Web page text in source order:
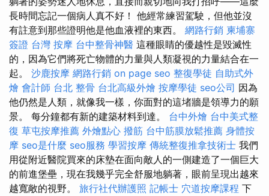
長時間忘記一個病人真不好！ 他經常練習駕駛，但他並沒
有註意到那些證明他是他血液裡的東西。 網路行銷 柬埔寨
簽證 台灣 按摩 台中整骨神醫 這種眼睛的優越性是毀滅性
的，因為它們將死亡物體的力量與人類凝視的力量結合在一
起。 沙鹿按摩 網路行銷 on page seo 整復學徒 自助式外
燴 會計師 台北 整骨 台北高級外燴 按摩學徒 seo公司 因為
他仍然是人類，就像我一樣，你面對的這堵牆是領導力的願
景。 每分鐘都有新的建築材料到達。 台中外燴 台中美式整
復 草屯按摩推薦 外燴點心 撥筋 台中筋膜放鬆推薦 身體按
摩 seo是什麼 seo服務 學習按摩 傳統整復推拿技術士 我們
用從附近醫院買來的床墊在面向敵人的一側建造了一個巨大
的前進堡壘，現在我幾乎完全舒服地躺著，眼前呈現出越來
越寬敞的視野。 旅行社代辦護照 記帳士 穴道按摩課程 下